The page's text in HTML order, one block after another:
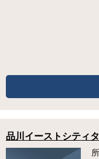
品川イーストシティ